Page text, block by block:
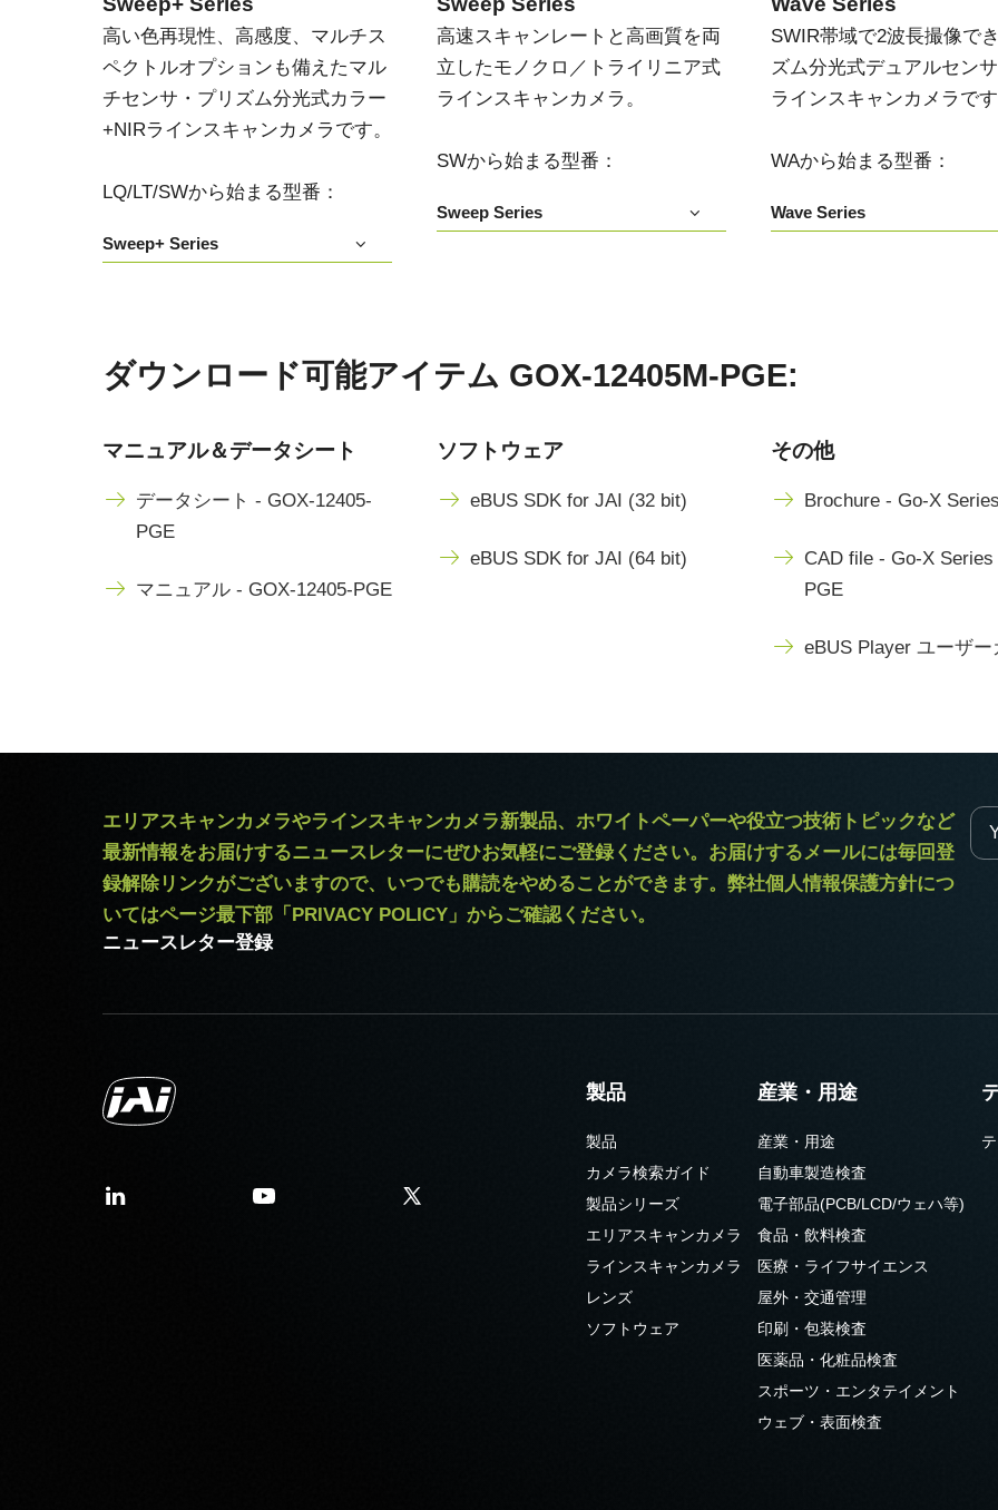
高い色再現性、高感度、マルチス
ペクトルオプションも備えたマル
チセンサ・プリズム分光式カラー
+NIRラインスキャンカメラです。
LQ/LT/SWから始まる型番：
Sweep+ Series
高速スキャンレートと高画質を両
立したモノクロ／トライリニア式
ラインスキャンカメラ。
SWから始まる型番：
Sweep Series
SWIR帯域で2波長撮像で
ズム分光式デュアルセン
ラインスキャンカメラです
WAから始まる型番：
Wave Series
ダウンロード可能アイテム GOX-12405M-PGE:
マニュアル＆データシート
データシート - GOX-12405-
PGE
マニュアル - GOX-12405-PGE
ソフトウェア
eBUS SDK for JAI (32 bit)
eBUS SDK for JAI (64 bit)
その他
Brochure - Go-X Series
CAD file - Go-X Series
PGE
eBUS Player ユーザー
エリアスキャンカメラやラインスキャンカメラ新製品、ホワイトペーパーや役立つ技術トピックなど
最新情報をお届けするニュースレターにぜひお気軽にご登録ください。お届けするメールには毎回登
録解除リンクがございますので、いつでも購読をやめることができます。弊社個人情報保護方針につ
いてはページ最下部「PRIVACY POLICY」からご確認ください。
ニュースレター登録
製品
製品
カメラ検索ガイド
製品シリーズ
エリアスキャンカメラ
ラインスキャンカメラ
レンズ
ソフトウェア
産業・用途
産業・用途
自動車製造検査
電子部品(PCB/LCD/ウェハ等)
食品・飲料検査
医療・ライフサイエンス
屋外・交通管理
印刷・包装検査
医薬品・化粧品検査
スポーツ・エンタテイメント
ウェブ・表面検査